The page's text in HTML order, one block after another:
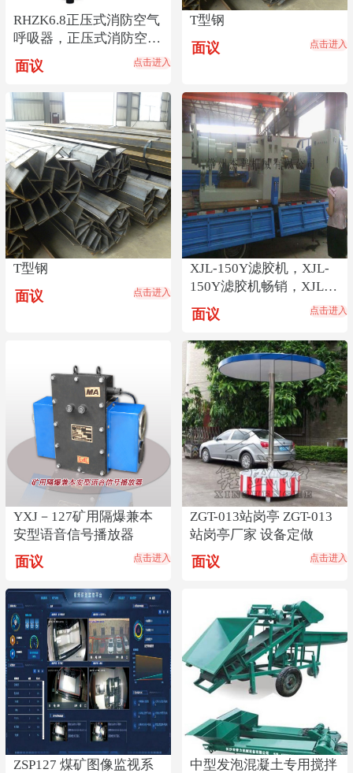
RHZK6.8正压式消防空气
呼吸器，正压式消防空气
呼吸器价格低
面议 点击进入
T型钢
面议 点击进入
T型钢
面议 点击进入
XJL-150Y滤胶机，XJL-
150Y滤胶机畅销，XJL-
150Y滤胶机货源
面议 点击进入
YXJ－127矿用隔爆兼本
安型语音信号播放器
面议 点击进入
ZGT-013站岗亭 ZGT-013
站岗亭厂家 设备定做
面议 点击进入
ZSP127 煤矿图像监视系
中型发泡混凝土专用搅拌